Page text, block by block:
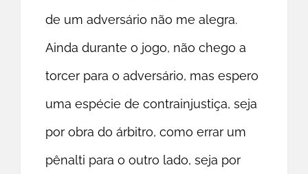
de um adversário não me alegra.
Ainda durante o jogo, não chego a
torcer para o adversário, mas espero
uma espécie de contrainjustiça, seja
por obra do árbitro, como errar um
pênalti para o outro lado, seja por